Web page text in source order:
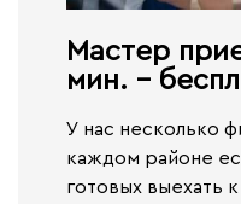
Мастер
мин. -
У нас несколько
каждом районе
готовых выехать